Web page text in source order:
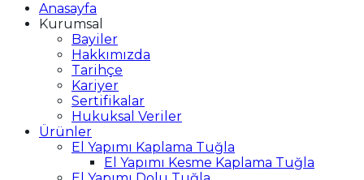
Anasayfa
Kurumsal
Bayiler
Hakkımızda
Tarihçe
Kariyer
Sertifikalar
Hukuksal Veriler
Ürünler
El Yapımı Kaplama Tuğla
El Yapımı Kesme Kaplama Tuğla